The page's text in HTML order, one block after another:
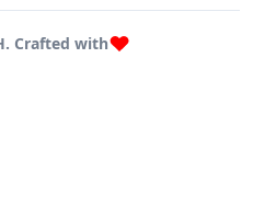
Crafted with